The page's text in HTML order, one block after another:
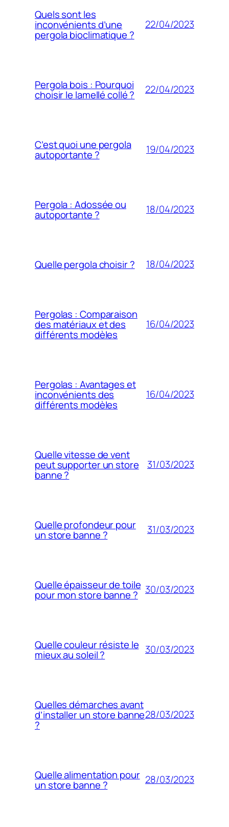
Quels sont les
inconvénients d’une
pergola bioclimatique ?
22/04/2023
Pergola bois : Pourquoi
choisir le lamellé collé ? 22/04/2023
C’est quoi une pergola
autoportante ? 19/04/2023
Pergola : Adossée ou
autoportante ? 18/04/2023
Quelle pergola choisir ? 18/04/2023
Pergolas : Comparaison
des matériaux et des
différents modèles
16/04/2023
Pergolas : Avantages et
inconvénients des
différents modèles
16/04/2023
Quelle vitesse de vent
peut supporter un store
banne ?
31/03/2023
Quelle profondeur pour
un store banne ? 31/03/2023
Quelle épaisseur de toile
pour mon store banne ? 30/03/2023
Quelle couleur résiste le
mieux au soleil ? 30/03/2023
Quelles démarches avant
d’installer un store banne
?
28/03/2023
Quelle alimentation pour
un store banne ? 28/03/2023